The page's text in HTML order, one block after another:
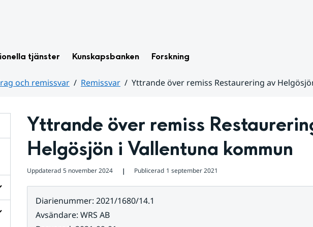
tjänster Kunskapsbanken Forskning
och remissvar Remissvar
Yttrande över remiss Restaurering av
Yttrande över remiss
Helgösjön i Vallentuna kommun
Uppdaterad 5 november 2024 ❘ Publicerad 1 september 2021
Diarienummer: 2021/1680/14.1
Avsändare: WRS AB